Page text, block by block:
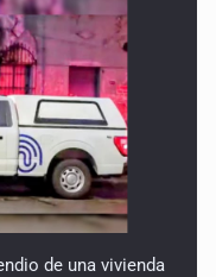
de una vivienda